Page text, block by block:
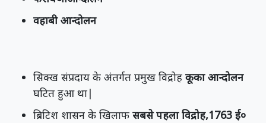
वहाबी आन्दोलन
सिक्ख संप्रदाय के अंतर्गत प्रमुख विद्रोह कूका आन्दोलन
घटित हुआ था|
ब्रिटिश शासन के खिलाफ सबसे पहला विद्रोह,1763 ई०